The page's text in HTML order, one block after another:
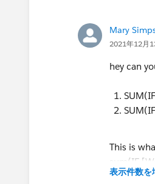
Mary
2021年12月
hey can
This is
sum(IF
END-
表示件数を